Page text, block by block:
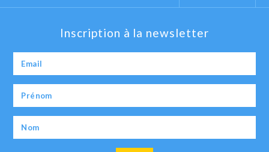
Inscription à la newsletter